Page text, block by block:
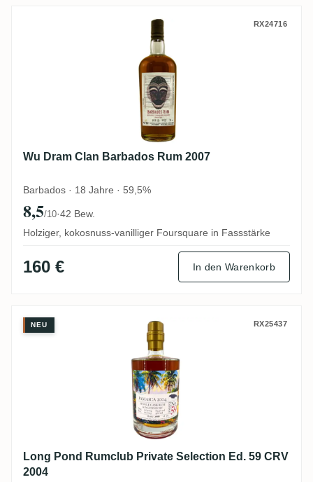
Wu Dram Clan Barbados Rum 2007RX24716
Wu Dram Clan Barbados Rum 2007
Barbados · 18 Jahre · 59,5%
8,5/10·42 Bew.
Holziger, kokosnuss-vanilliger Foursquare in Fassstärke
160 € In den Warenkorb
Long Pond Rumclub Private Selection Ed.
NEU RX25437
Long Pond Rumclub Private Selection Ed. 59 CRV
2004